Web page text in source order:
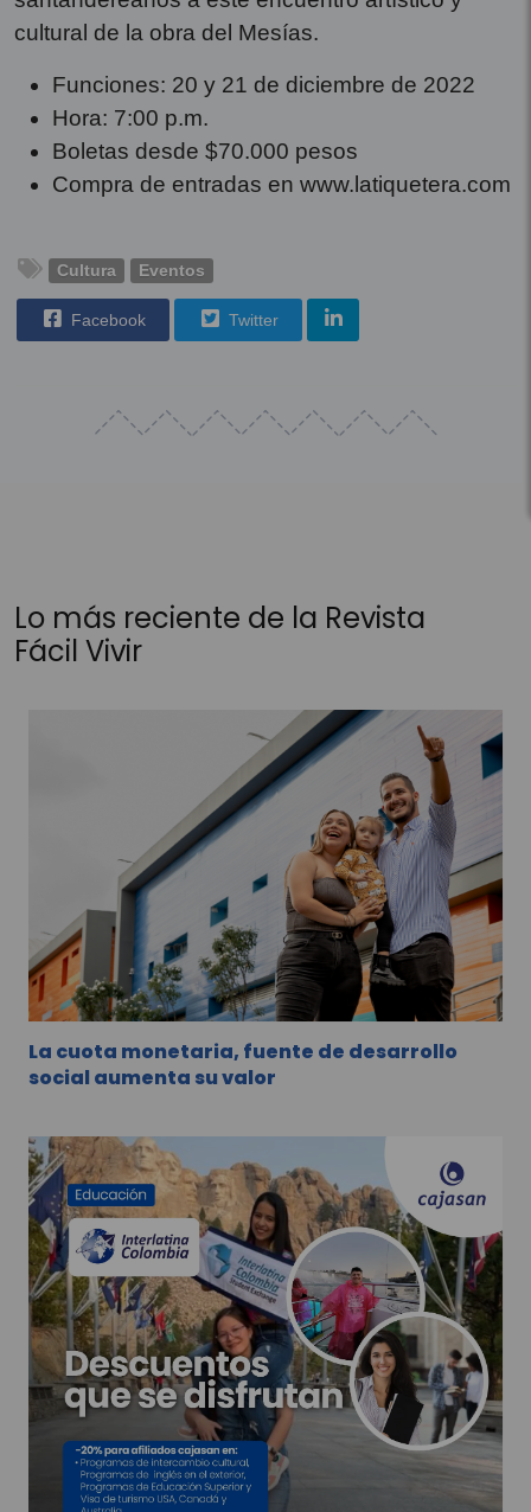
cultural de la obra del Mesías.
Funciones: 20 y 21 de diciembre de 2022
Hora: 7:00 p.m.
Boletas desde $70.000 pesos
Compra de entradas en www.latiquetera.com
Cultura Eventos
Facebook Twitter
Lo más reciente de la Revista
Fácil Vivir
La cuota monetaria, fuente de desarrollo
social aumenta su valor